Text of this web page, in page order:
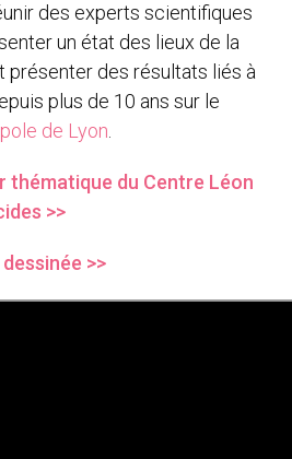
des experts scientifiques
un état des lieux de la
présenter des résultats liés à
plus de 10 ans sur le
de Lyon
thématique du Centre Léon
>>
>>